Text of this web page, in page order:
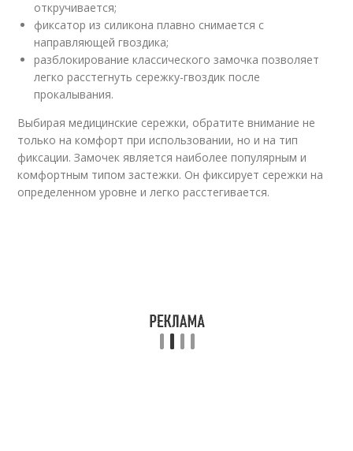
откручивается;
фиксатор из силикона плавно снимается с
направляющей гвоздика;
разблокирование классического замочка позволяет
легко расстегнуть сережку-гвоздик после
прокалывания.
Выбирая медицинские сережки, обратите внимание не
только на комфорт при использовании, но и на тип
фиксации. Замочек является наиболее популярным и
комфортным типом застежки. Он фиксирует сережки на
определенном уровне и легко расстегивается.